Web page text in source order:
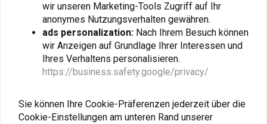
CONTINENTAL
180/55 | ZR17 Roadattack
CONTINENTAL
3
wir unseren Marketing-Tools Zugriff auf Ihr
anonymes Nutzungsverhalten gewähren.
ads personalization: Nach Ihrem Besuch können
wir Anzeigen auf Grundlage Ihrer Interessen und
Ihres Verhaltens personalisieren.
https://business.safety.google/privacy/
Sie können Ihre Cookie-Präferenzen jederzeit über die
Cookie-Einstellungen am unteren Rand unserer